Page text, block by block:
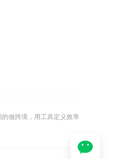
做跨境，用工具定义效率